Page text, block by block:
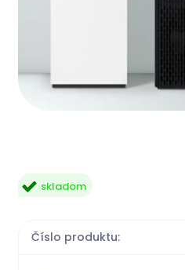
skladom
Číslo produktu: